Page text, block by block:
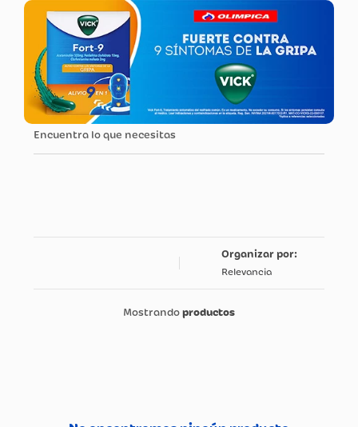
Encuentra lo que necesitas
Relevancia
productos